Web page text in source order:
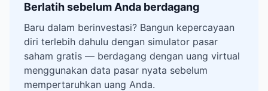
Berlatih sebelum Anda berdagang
Baru dalam berinvestasi? Bangun kepercayaan
diri terlebih dahulu dengan simulator pasar
saham gratis — berdagang dengan uang virtual
menggunakan data pasar nyata sebelum
mempertaruhkan uang Anda.